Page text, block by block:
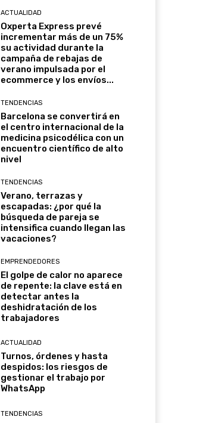
ACTUALIDAD
Oxperta Express prevé
incrementar más de un 75%
su actividad durante la
campaña de rebajas de
verano impulsada por el
ecommerce y los envíos...
TENDENCIAS
Barcelona se convertirá en
el centro internacional de la
medicina psicodélica con un
encuentro científico de alto
nivel
TENDENCIAS
Verano, terrazas y
escapadas: ¿por qué la
búsqueda de pareja se
intensifica cuando llegan las
vacaciones?
EMPRENDEDORES
El golpe de calor no aparece
de repente: la clave está en
detectar antes la
deshidratación de los
trabajadores
ACTUALIDAD
Turnos, órdenes y hasta
despidos: los riesgos de
gestionar el trabajo por
WhatsApp
TENDENCIAS